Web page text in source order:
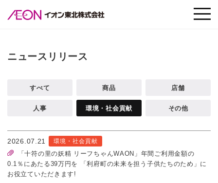
ニュースリリース
すべて 商品 店舗
人事 環境・社会貢献 その他
2026.07.21 環境・社会貢献
「十符の里の妖精 リーフちゃんWAON」年間ご利用金額の
0.1％にあたる39万円を 「利府町の未来を担う子供たちのため」に
お役立ていただきます!